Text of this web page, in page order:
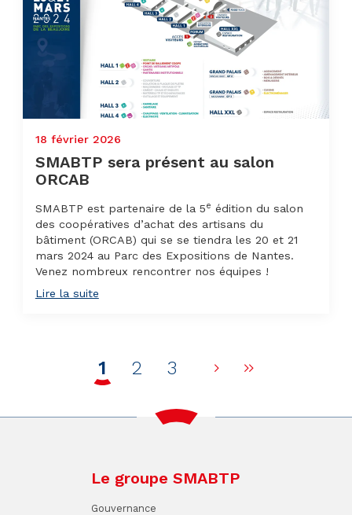
18 février 2026
SMABTP sera présent au salon
ORCAB
SMABTP est partenaire de la 5e édition du salon
des coopératives d’achat des artisans du
bâtiment (ORCAB) qui se se tiendra les 20 et 21
mars 2024 au Parc des Expositions de Nantes.
Venez nombreux rencontrer nos équipes !
Lire la suite
1 2 3
Page suivante
Le groupe SMABTP
Gouvernance